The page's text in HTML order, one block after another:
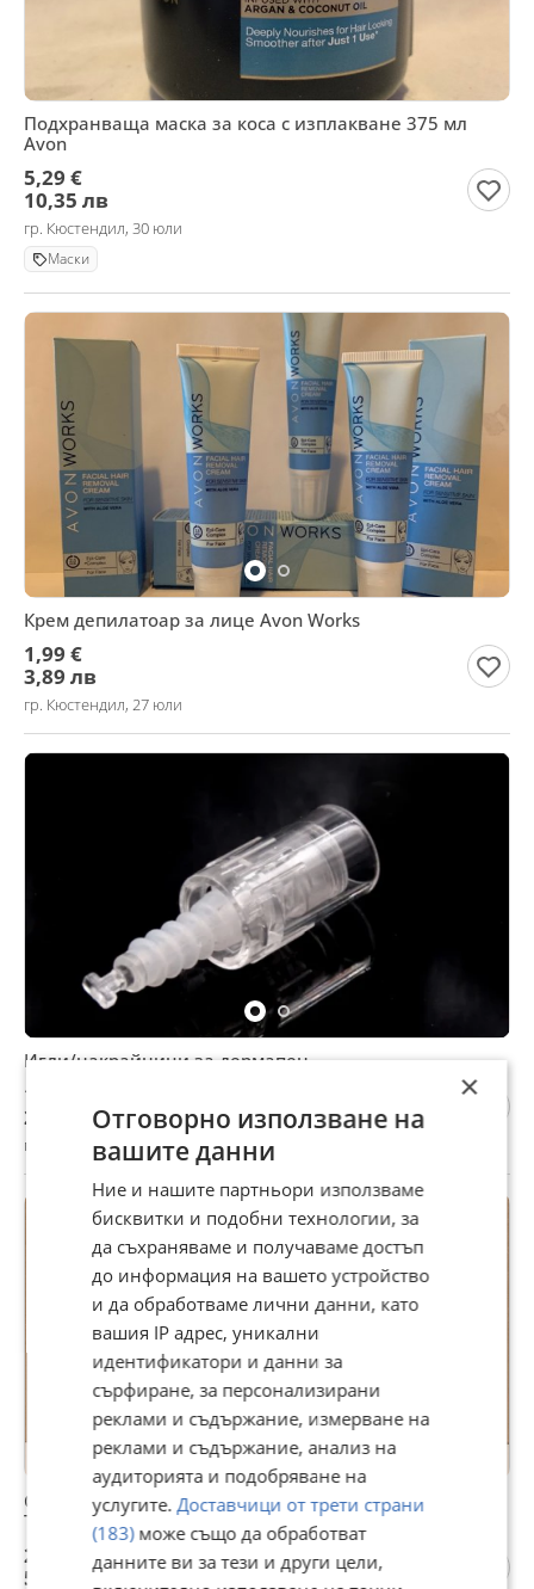
Подхранваща маска за коса с изплакване 375 мл
Avon
5,29 €
10,35 лв
гр. Кюстендил, 30 юли
Маски
Крем депилатоар за лице Avon Works
1,99 €
3,89 лв
гр. Кюстендил, 27 юли
Игли/накрайници за дермапен
1,28 €
2,50 лв
гр. Кюстендил, 25 юли
Спрей за топлинна защита без отмиване Advance
Techiques
2,84 €
5,55 лв
×
Отговорно използване на
вашите данни
Ние и нашите партньори използваме
бисквитки и подобни технологии, за
да съхраняваме и получаваме достъп
до информация на вашето устройство
и да обработваме лични данни, като
вашия IP адрес, уникални
идентификатори и данни за
сърфиране, за персонализирани
реклами и съдържание, измерване на
реклами и съдържание, анализ на
аудиторията и подобряване на
услугите.Доставчици от трети страни
(183)може също да обработват
данните ви за тези и други цели,